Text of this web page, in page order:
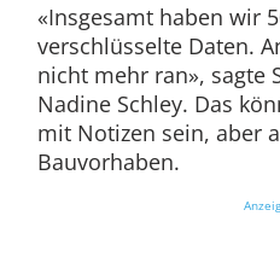
«Insgesamt haben wir
verschlüsselte Daten.
nicht mehr ran», sagte
Nadine Schley. Das
mit Notizen sein, aber
Bauvorhaben.